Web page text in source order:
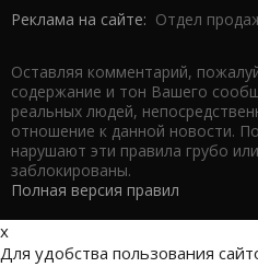
Реклама на сайте: Отдел
Оставляя комментарий,
содержание и тон Вашего
реальных людей,
отношение к данной новости.
нарушают эти правила грубо
заблокированы.
Полная версия правил
x
Для удобства пользования